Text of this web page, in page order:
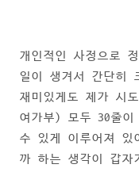
개인적인 사정으로
일이 생겨서 간단히
재미있게도 제가 시
여가부) 모두 30줄
수 있게 이루어져 있
까 하는 생각이 갑자